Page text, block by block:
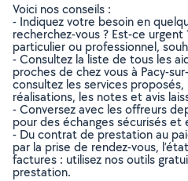
Voici nos conseils :
- Indiquez votre besoin en
recherchez-vous ? Est-ce
particulier ou professionnel,
- Consultez la liste de tous les
proches de chez vous à Pacy-
consultez les services
réalisations, les notes et avis
- Conversez avec les offreurs
pour des échanges sécurisés et
- Du contrat de prestation au
par la prise de rendez-vous,
factures : utilisez nos outils
prestation.